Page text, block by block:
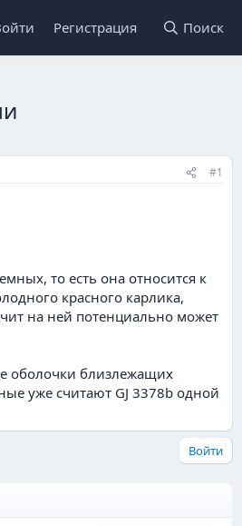
Регистрация Поиск
#1
то есть она относится к
красного карлика,
на ней потенциально может
оболочки близлежащих
уже считают GJ 3378b одной
Войти